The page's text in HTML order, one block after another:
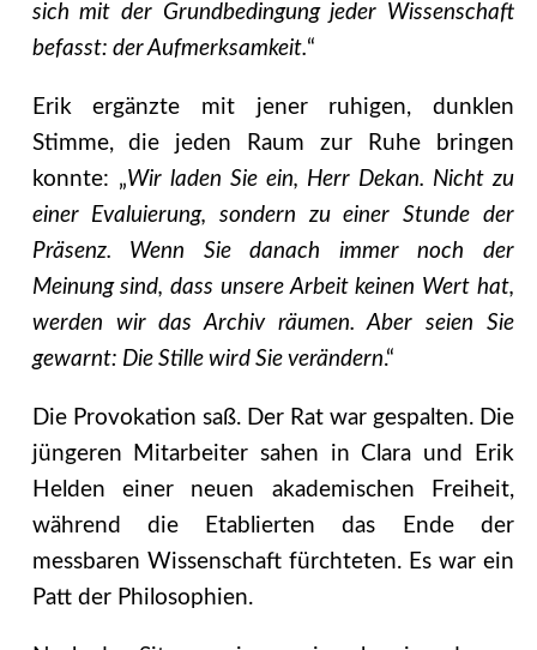
sich mit der Grundbedingung jeder Wissenschaft
befasst: der Aufmerksamkeit.“
Erik ergänzte mit jener ruhigen, dunklen
Stimme, die jeden Raum zur Ruhe bringen
konnte: „Wir laden Sie ein, Herr Dekan. Nicht zu
einer Evaluierung, sondern zu einer Stunde der
Präsenz. Wenn Sie danach immer noch der
Meinung sind, dass unsere Arbeit keinen Wert hat,
werden wir das Archiv räumen. Aber seien Sie
gewarnt: Die Stille wird Sie verändern.“
Die Provokation saß. Der Rat war gespalten. Die
jüngeren Mitarbeiter sahen in Clara und Erik
Helden einer neuen akademischen Freiheit,
während die Etablierten das Ende der
messbaren Wissenschaft fürchteten. Es war ein
Patt der Philosophien.